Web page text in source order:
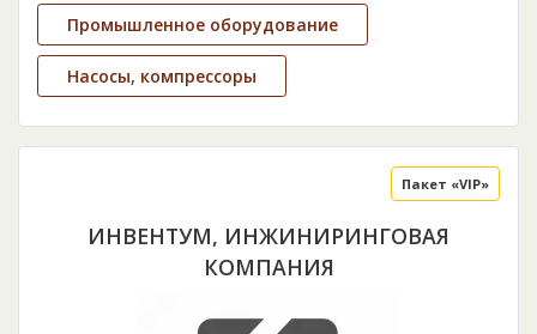
Промышленное оборудование
Насосы, компрессоры
ИНВЕНТУМ, ИНЖИНИРИНГОВАЯ
КОМПАНИЯ
Пакет «VIP»